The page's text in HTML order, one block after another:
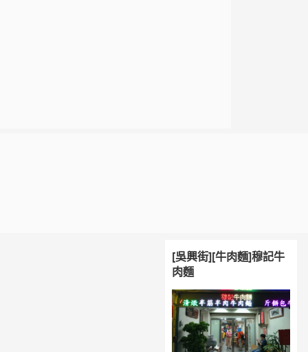
[吳興街][牛肉麵]穆記牛
肉麵